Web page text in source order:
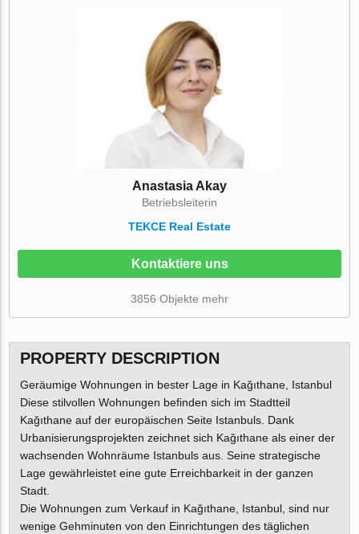
Anastasia Akay
Betriebsleiterin
TEKCE Real Estate
Kontaktiere uns
3856 Objekte mehr
PROPERTY DESCRIPTION
Geräumige Wohnungen in bester Lage in Kağıthane, Istanbul
Diese stilvollen Wohnungen befinden sich im Stadtteil
Kağıthane auf der europäischen Seite Istanbuls. Dank
Urbanisierungsprojekten zeichnet sich Kağıthane als einer der
wachsenden Wohnräume Istanbuls aus. Seine strategische
Lage gewährleistet eine gute Erreichbarkeit in der ganzen
Stadt.
Die Wohnungen zum Verkauf in Kağıthane, Istanbul, sind nur
wenige Gehminuten von den Einrichtungen des täglichen